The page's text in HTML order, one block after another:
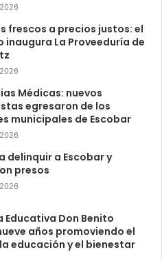
frescos a precios justos: el
inaugura La Proveeduría de
Médicas: nuevos
egresaron de los
municipales de Escobar
delinquir a Escobar y
presos
Educativa Don Benito
años promoviendo el
educación y el bienestar